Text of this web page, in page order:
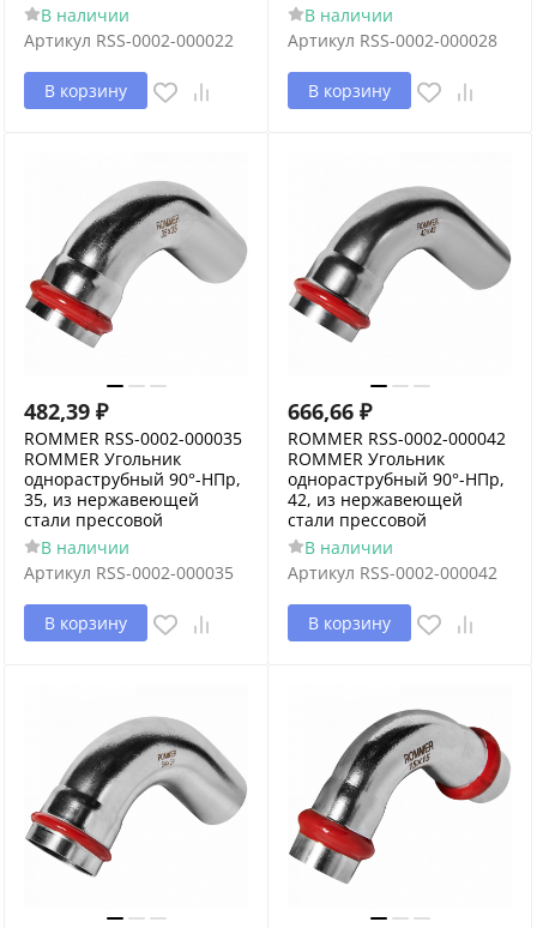
В наличии
Артикул RSS-0002-000022
В корзину
В наличии
Артикул RSS-0002-000028
В корзину
482,39 ₽
ROMMER RSS-0002-000035
ROMMER Угольник
однораструбный 90°-НПр,
35, из нержавеющей
стали прессовой
В наличии
Артикул RSS-0002-000035
В корзину
666,66 ₽
ROMMER RSS-0002-000042
ROMMER Угольник
однораструбный 90°-НПр,
42, из нержавеющей
стали прессовой
В наличии
Артикул RSS-0002-000042
В корзину